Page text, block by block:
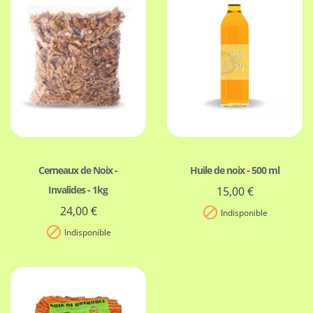
Cerneaux de Noix -
Invalides - 1kg
24,00 €
 Indisponible
Huile de noix - 500 ml
15,00 €
 Indisponible